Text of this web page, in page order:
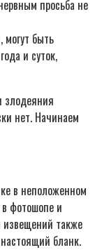
просьба не
могут быть
и суток,
злодеяния
нет. Начинаем
в неположенном
фотошопе и
извещений также
бланк.